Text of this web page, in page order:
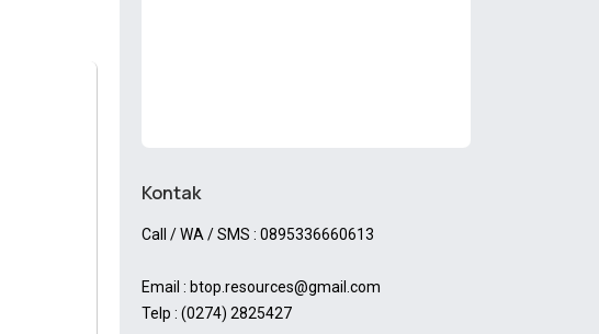
Kontak
Call / WA / SMS : 0895336660613
Email : btop.resources@gmail.com
Telp : (0274) 2825427